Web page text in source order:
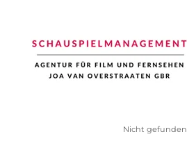
Nicht gefunden.